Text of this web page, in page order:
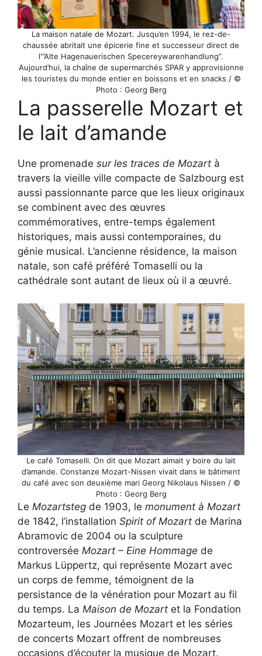
La maison natale de Mozart. Jusqu’en 1994, le rez-de-
chaussée abritait une épicerie fine et successeur direct de
l'”Alte Hagenauerischen Specereywarenhandlung”.
Aujourd’hui, la chaîne de supermarchés SPAR y approvisionne
les touristes du monde entier en boissons et en snacks / ©
Photo : Georg Berg
La passerelle Mozart et
le lait d’amande
Une promenade sur les traces de Mozart à
travers la vieille ville compacte de Salzbourg est
aussi passionnante parce que les lieux originaux
se combinent avec des œuvres
commémoratives, entre-temps également
historiques, mais aussi contemporaines, du
génie musical. L’ancienne résidence, la maison
natale, son café préféré Tomaselli ou la
cathédrale sont autant de lieux où il a œuvré.
Le café Tomaselli. On dit que Mozart aimait y boire du lait
d’amande. Constanze Mozart-Nissen vivait dans le bâtiment
du café avec son deuxième mari Georg Nikolaus Nissen / ©
Photo : Georg Berg
Le Mozartsteg de 1903, le monument à Mozart
de 1842, l’installation Spirit of Mozart de Marina
Abramovic de 2004 ou la sculpture
controversée Mozart – Eine Hommage de
Markus Lüppertz, qui représente Mozart avec
un corps de femme, témoignent de la
persistance de la vénération pour Mozart au fil
du temps. La Maison de Mozart et la Fondation
Mozarteum, les Journées Mozart et les séries
de concerts Mozart offrent de nombreuses
occasions d’écouter la musique de Mozart.